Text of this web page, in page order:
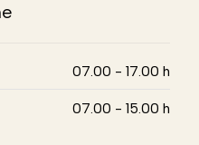
07.00 - 17.00 h
07.00 - 15.00 h